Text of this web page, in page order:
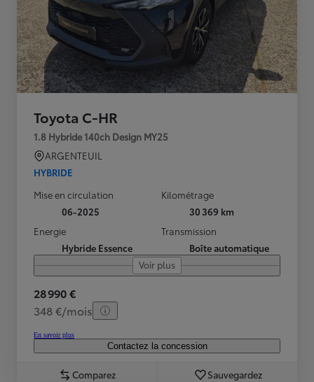
Toyota C-HR
1.8 Hybride 140ch Design MY25
ARGENTEUIL
HYBRIDE
Mise en circulation
06-2025
Kilométrage
30 369 km
Energie
Hybride Essence
Transmission
Boîte automatique
Voir plus
28 990 €
348 €/mois
En savoir plus
Contactez la concession
Comparez Sauvegardez